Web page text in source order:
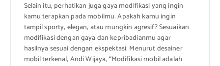
Selain itu, perhatikan juga gaya modifikasi yang ingin
kamu terapkan pada mobilmu. Apakah kamu ingin
tampil sporty, elegan, atau mungkin agresif? Sesuaikan
modifikasi dengan gaya dan kepribadianmu agar
hasilnya sesuai dengan ekspektasi. Menurut desainer
mobil terkenal, Andi Wijaya, “Modifikasi mobil adalah